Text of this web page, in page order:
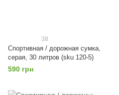
38
Спортивная / дорожная сумка,
серая, 30 литров (sku 120-5)
590 грн